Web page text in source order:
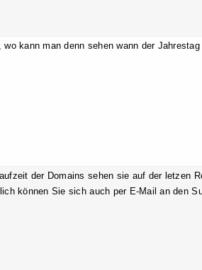
wo kann man denn sehen wann der
der Domains sehen sie auf der letzen
können Sie sich auch per E-Mail an den